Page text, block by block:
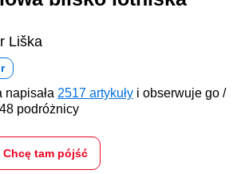
Liška
napisała 2517 artykuły i obserwuje go /
podróżnicy
Chcę tam pójść